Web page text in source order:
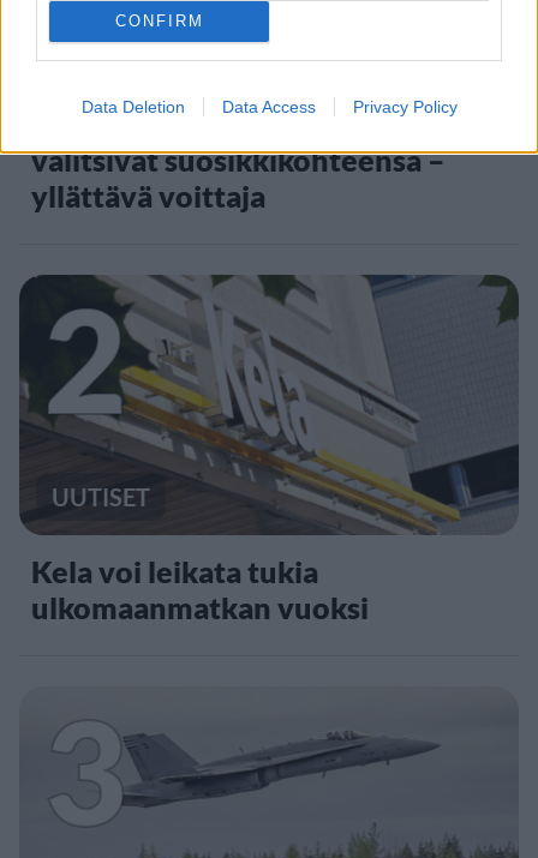
CONFIRM
Data Deletion Data Access Privacy Policy
MATKAILU
Maailman eniten matkustaneet
valitsivat suosikkikohteensa –
yllättävä voittaja
2
UUTISET
Kela voi leikata tukia
ulkomaanmatkan vuoksi
3